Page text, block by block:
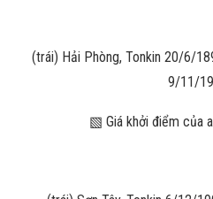
(trái) Hải Phòng, Tonkin 20/6/
9/11/
▧ Giá khởi điểm của